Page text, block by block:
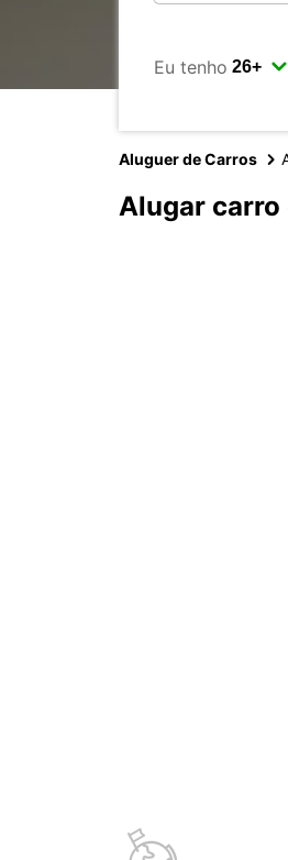
Eu tenho
Aluguer de Carros
Alugar carro